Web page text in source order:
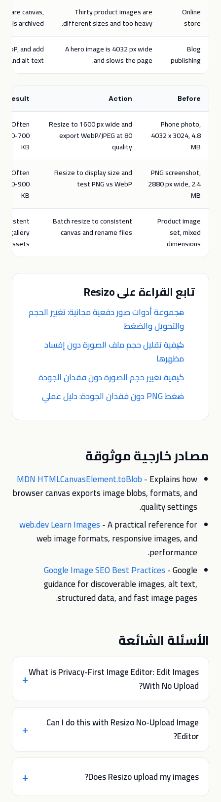
Online
store
Thirty product images are
different sizes and too heavy.
canvas,
archived.
Blog
publishing
A hero image is 4032 px wide
and slows the page.
and add
and alt text.
Before
Action
Result
Phone photo,
4032 x 3024, 4.8
MB
Resize to 1600 px wide and
export WebP/JPEG at 80
quality
Often
250-700
KB
PNG screenshot,
2880 px wide, 2.4
MB
Resize to display size and
test PNG vs WebP
Often
300-900
KB
Product image
set, mixed
dimensions
Batch resize to consistent
canvas and rename files
gallery
assets
تابع القراءة على Resizo
مجموعة أدوات صور دفعية مجانية: تغيير الحجم
والتحويل والضغط
كيفية تقليل حجم ملف الصورة دون إفساد
مظهرها
كيفية تغيير حجم الصورة دون فقدان الجودة
ضغط PNG دون فقدان الجودة: دليل عملي
مصادر خارجية موثوقة
MDN HTMLCanvasElement.toBlob- Explains how
browser canvas exports image blobs, formats, and
quality settings.
web.dev Learn Images- A practical reference for
web image formats, responsive images, and
performance.
Google Image SEO Best Practices- Google
guidance for discoverable images, alt text,
structured data, and fast image pages.
الأسئلة الشائعة
What is Privacy-First Image Editor: Edit Images
With No Upload?
Can I do this with Resizo No-Upload Image
Editor?
Does Resizo upload my images?